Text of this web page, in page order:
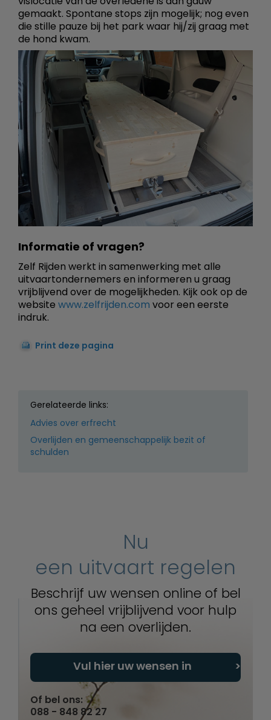
gemaakt. Spontane stops zijn mogelijk; nog even
die stille pauze bij het park waar hij/zij graag met
de hond kwam.
Informatie of vragen?
Zelf Rijden werkt in samenwerking met alle
uitvaartondernemers en informeren u graag
vrijblijvend over de mogelijkheden. Kijk ook op de
website www.zelfrijden.com voor een eerste
indruk.
Print deze pagina
Gerelateerde links:
Advies over erfrecht
Overlijden en gemeenschappelijk bezit of
schulden
Nu
een uitvaart regelen
Beschrijf uw wensen online of bel
ons geheel vrijblijvend voor hulp
na een overlijden.
Vul hier uw wensen in
Of bel ons:
088 - 848 82 27